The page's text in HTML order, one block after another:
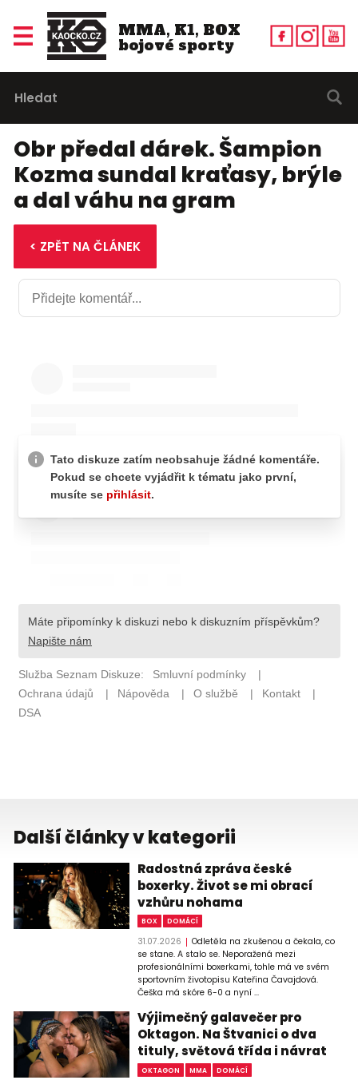
MMA, K1, BOX
bojové sporty
Obr předal dárek. Šampion
Kozma sundal kraťasy, brýle
a dal váhu na gram
< ZPĚT NA ČLÁNEK
Další články v kategorii
Radostná zpráva české
boxerky. Život se mi obrací
vzhůru nohama
BOX DOMÁCÍ
31.07.2026
Odletěla na zkušenou a čekala, co
se stane. A stalo se. Neporažená mezi
profesionálními boxerkami, tohle má ve svém
sportovním životopisu Kateřina Čavajdová.
Češka má skóre 6-0 a nyní ...
Výjimečný galavečer pro
Oktagon. Na Štvanici o dva
tituly, světová třída i návrat
OKTAGON MMA DOMÁCÍ